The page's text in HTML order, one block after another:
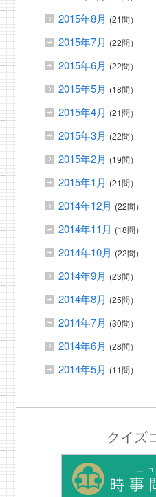
2015年8月 (21問）
2015年7月 (22問）
2015年6月 (22問）
2015年5月 (18問）
2015年4月 (21問）
2015年3月 (22問）
2015年2月 (19問）
2015年1月 (21問）
2014年12月 (22問）
2014年11月 (18問）
2014年10月 (22問）
2014年9月 (23問）
2014年8月 (25問）
2014年7月 (30問）
2014年6月 (28問）
2014年5月 (11問）
クイズ